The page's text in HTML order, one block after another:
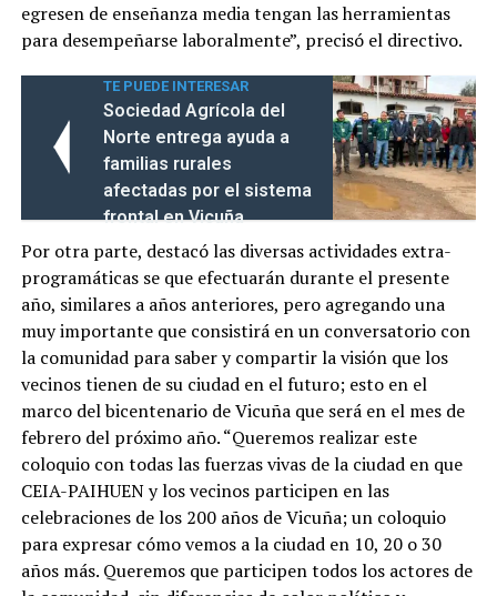
egresen de enseñanza media tengan las herramientas
para desempeñarse laboralmente”, precisó el directivo.
TE PUEDE INTERESAR
Sociedad Agrícola del
Norte entrega ayuda a
familias rurales
afectadas por el sistema
frontal en Vicuña
Por otra parte, destacó las diversas actividades extra-
programáticas se que efectuarán durante el presente
año, similares a años anteriores, pero agregando una
muy importante que consistirá en un conversatorio con
la comunidad para saber y compartir la visión que los
vecinos tienen de su ciudad en el futuro; esto en el
marco del bicentenario de Vicuña que será en el mes de
febrero del próximo año. “Queremos realizar este
coloquio con todas las fuerzas vivas de la ciudad en que
CEIA-PAIHUEN y los vecinos participen en las
celebraciones de los 200 años de Vicuña; un coloquio
para expresar cómo vemos a la ciudad en 10, 20 o 30
años más. Queremos que participen todos los actores de